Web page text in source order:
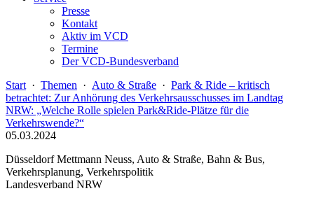
Presse
Kontakt
Aktiv im VCD
Termine
Der VCD-Bundesverband
Start · Themen · Auto & Straße · Park & Ride – kritisch
betrachtet: Zur Anhörung des Verkehrsausschusses im Landtag
NRW: „Welche Rolle spielen Park&Ride-Plätze für die
Verkehrswende?“
05.03.2024
Düsseldorf Mettmann Neuss, Auto & Straße, Bahn & Bus,
Verkehrsplanung, Verkehrspolitik
Landesverband NRW